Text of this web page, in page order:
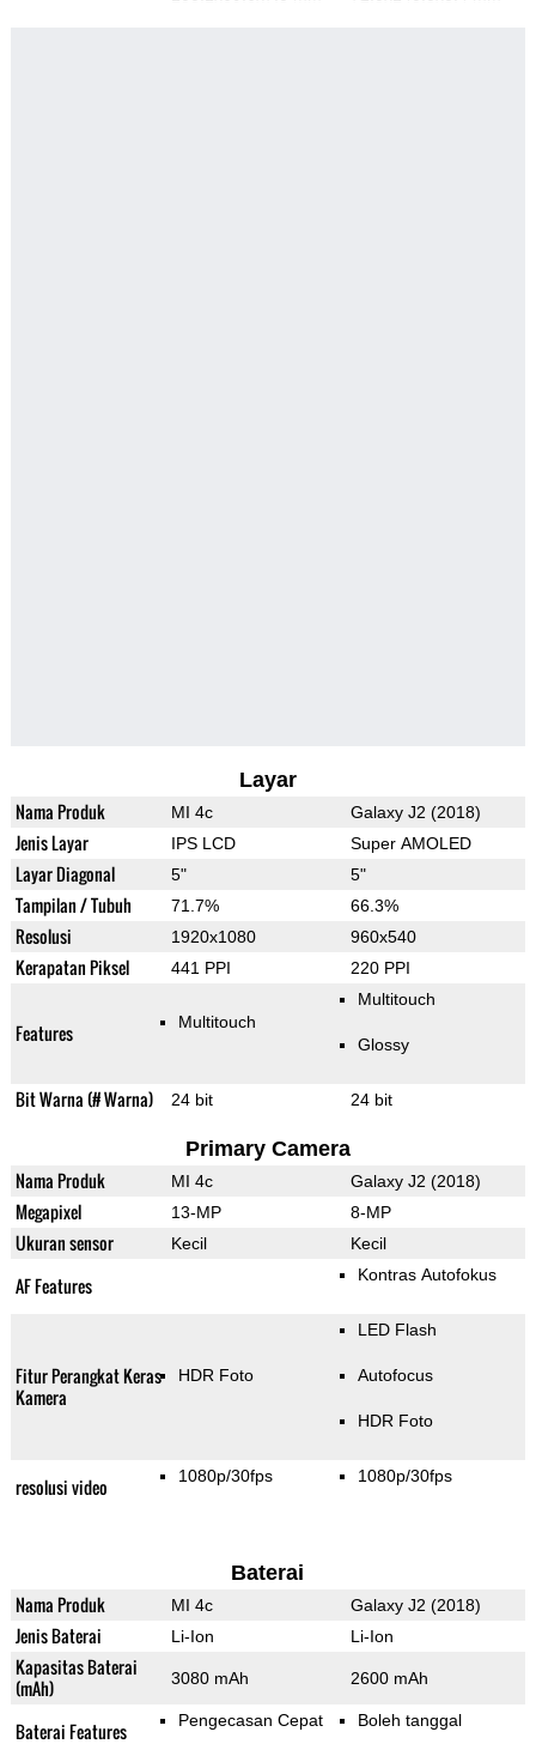
Layar
Nama Produk MI 4c Galaxy J2 (2018)
Jenis Layar IPS LCD Super AMOLED
Layar Diagonal 5" 5"
Tampilan / Tubuh 71.7% 66.3%
Resolusi 1920x1080 960x540
Kerapatan Piksel 441 PPI 220 PPI
Features Multitouch
Multitouch
Glossy
Bit Warna (# Warna) 24 bit 24 bit
Primary Camera
Nama Produk MI 4c Galaxy J2 (2018)
Megapixel 13-MP 8-MP
Ukuran sensor Kecil Kecil
AF Features Kontras Autofokus
Fitur Perangkat Keras
Kamera
HDR Foto
LED Flash
Autofocus
HDR Foto
resolusi video 1080p/30fps 1080p/30fps
Baterai
Nama Produk MI 4c Galaxy J2 (2018)
Jenis Baterai Li-Ion Li-Ion
Kapasitas Baterai
(mAh)
3080 mAh 2600 mAh
Baterai Features Pengecasan Cepat Boleh tanggal